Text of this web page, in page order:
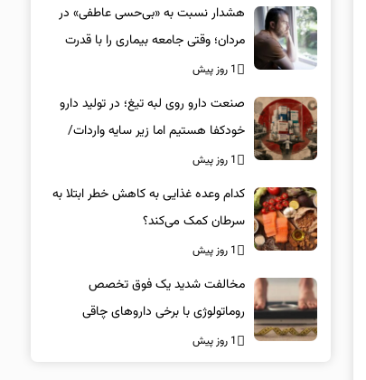
هشدار نسبت به «بی‌حسی عاطفی» در
مردان؛ وقتی جامعه بیماری را با قدرت
اشتباه می‌گیرد
1 روز پیش
صنعت دارو روی لبه تیغ؛ در تولید دارو
خودکفا هستیم اما زیر سایه واردات/
کدام داروها این روزها کمیاب شده‌اند؟/
«کشور سه ماه ذخیره دارویی دارد»
1 روز پیش
کدام وعده غذایی به کاهش خطر ابتلا به
سرطان کمک می‌کند؟
1 روز پیش
مخالفت شدید یک فوق تخصص
روماتولوژی با برخی داروهای چاقی
1 روز پیش